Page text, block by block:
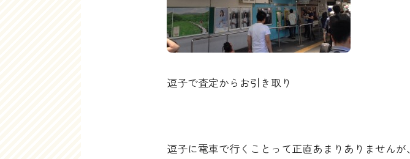
逗子で査定からお引き取り
逗子に電車で行くことって正直あまりありませんが、